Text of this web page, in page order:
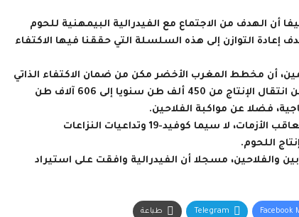
الهدف من الاجتماع مع الفيدرالية البيمهنية للحوم
إعادة التوازن إلى هذه السلسلة التي حققنا فيها الاكتفاء
أن مخطط المغرب الأخضر مكن من ضمان الاكتفاء الذاتي
في مجال إنتاج اللحوم الحمراء، مضيفا أن هذا المخطط مكن، كذلك، من انتقال الإنتاج من 450 ألف طن سنويا إلى 606 آلاف طن
فضلا عن مواكبة الفلاحين.
وتابع بالقول “إننا نواجه حاليا مشكلة في ارتفاع الأسعار، الناجمة عن تعاقب الأزمات، لا سيما كوفيد-19 وتداعيات النزاعات
اللحوم.
والفلاحين، مسجلا أن الفيدرالية وافقت على استيراد
Facebook
Telegram طباعة